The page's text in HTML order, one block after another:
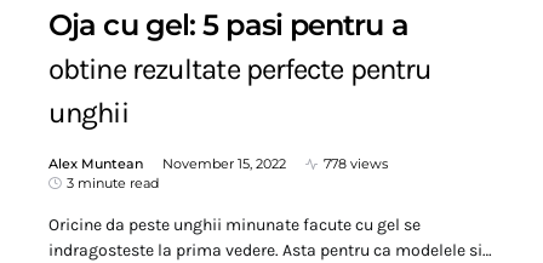
Oja cu gel: 5 pasi pentru a
obtine rezultate perfecte pentru
unghii
Alex Muntean November 15, 2022
778 views
3 minute read
Oricine da peste unghii minunate facute cu gel se
indragosteste la prima vedere. Asta pentru ca modelele si…